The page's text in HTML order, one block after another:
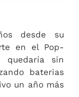
desde su
en el Pop-
sin
baterias
un año más